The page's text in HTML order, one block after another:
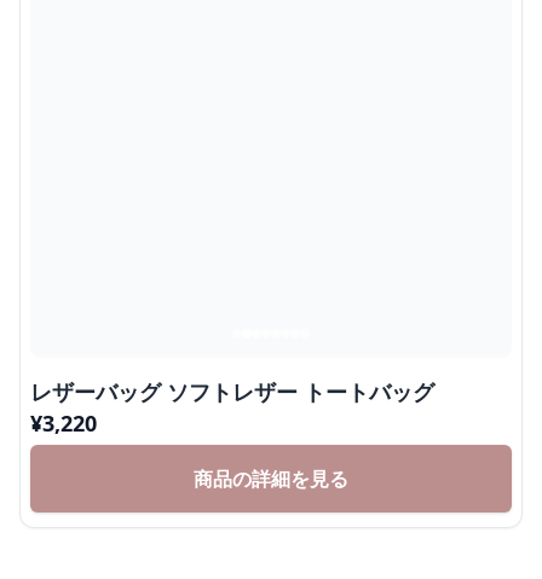
レザーバッグ ソフトレザー トートバッグ
¥3,220
商品の詳細を見る